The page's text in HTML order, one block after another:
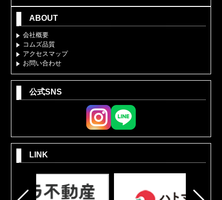
ABOUT
会社概要
コムズ品質
アクセスマップ
お問い合わせ
公式SNS
LINK